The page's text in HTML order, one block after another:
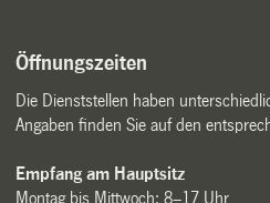
Öffnungszeiten
Die Dienststellen haben
Angaben finden Sie auf den
Empfang am Hauptsitz
Montag bis Mittwoch: 8–17 Uhr